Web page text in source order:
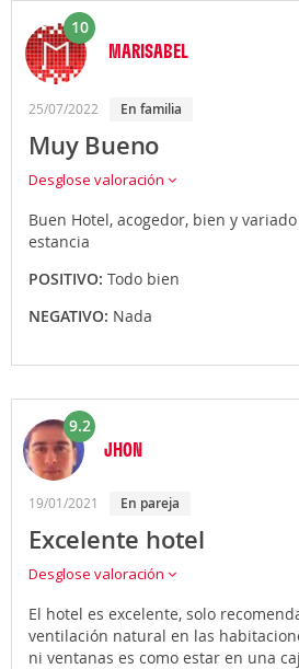
10
MARISABEL
25/07/2022 en familia
Muy Bueno
Desglose valoración
Buen Hotel, acogedor, bien y
estancia
POSITIVO: Todo bien
NEGATIVO: Nada
9.2
JHON
19/01/2021 en pareja
Excelente hotel
Desglose valoración
El hotel es excelente, solo
ventilación natural en las
ni ventanas es como estar en una